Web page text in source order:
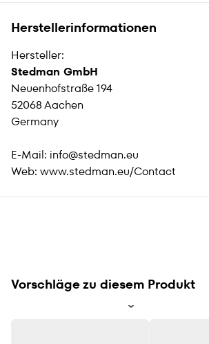
Herstellerinformationen
Hersteller:
Stedman GmbH
Neuenhofstraße 194
52068 Aachen
Germany
E-Mail: info@stedman.eu
Web: www.stedman.eu/Contact
Vorschläge zu diesem Produkt